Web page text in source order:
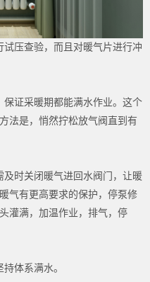
压查验，而且对暖气片进行冲
证采暖期都能满水作业。这个
法是，悄然拧松放气阀直到有
时关闭暖气进回水阀门，让暖
气有更高要求的保护，停泵修
灌满，加温作业，排气，停
体系满水。